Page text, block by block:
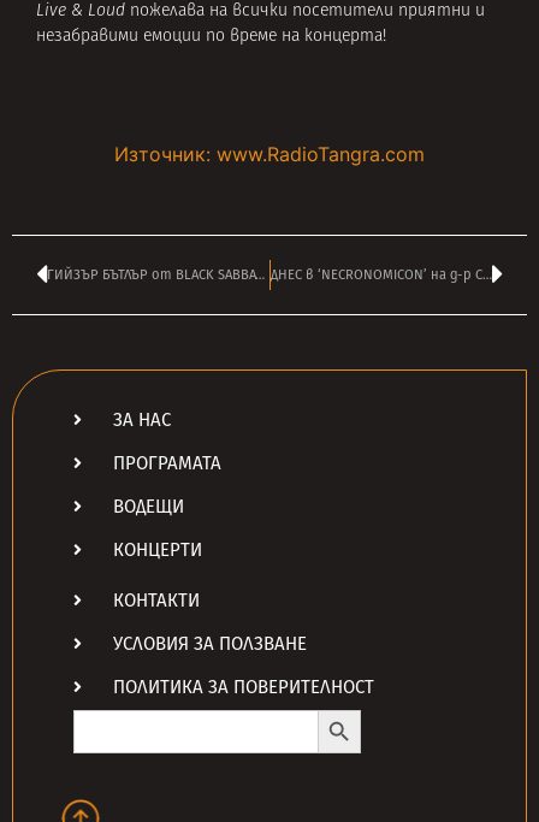
Live & Loud пожелава на всички посетители приятни и
незабравими емоции по време на концерта!
Източник: www.RadioTangra.com
ГИЙЗЪР БЪТЛЪР от BLACK SABBATH зад решетките след сбиване в бар ДНЕС в ‘NECRONOMICON’ на д-р СТИФЕНЩАЙН
ЗА НАС
ПРОГРАМАТА
ВОДЕЩИ
КОНЦЕРТИ
КОНТАКТИ
УСЛОВИЯ ЗА ПОЛЗВАНЕ
ПОЛИТИКА ЗА ПОВЕРИТЕЛНОСТ
Search
Search Button